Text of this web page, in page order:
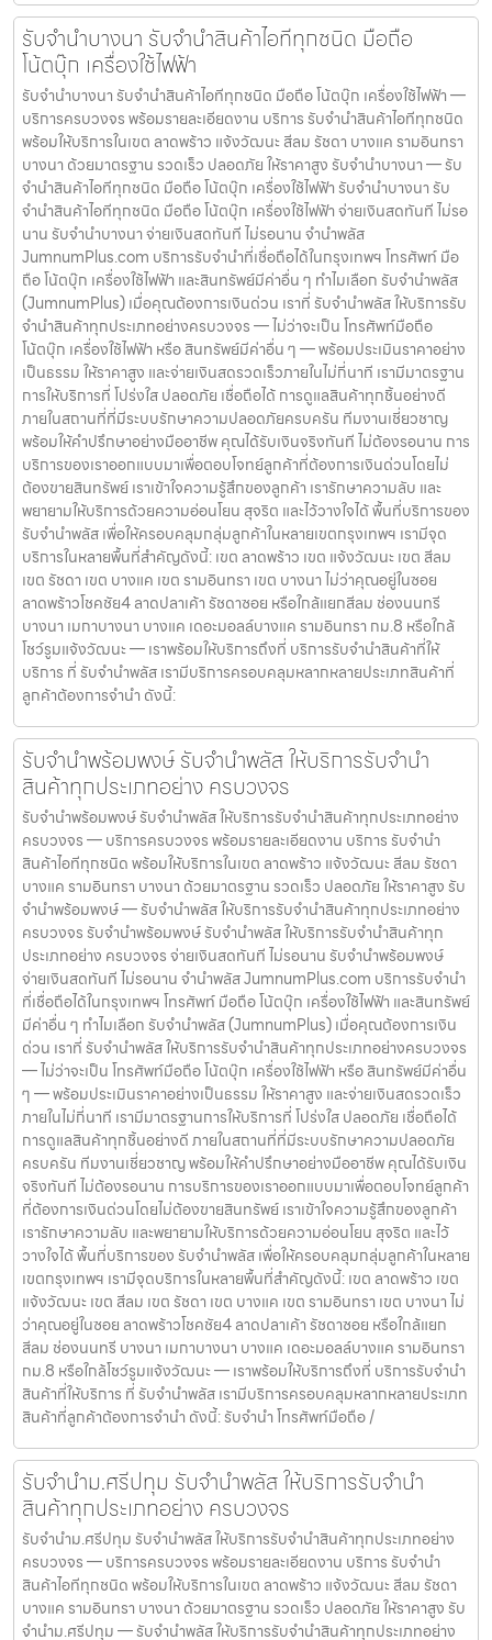
รับจำนำบางนา รับจำนำสินค้าไอทีทุกชนิด มือถือ
โน้ตบุ๊ก เครื่องใช้ไฟฟ้า
รับจำนำบางนา รับจำนำสินค้าไอทีทุกชนิด มือถือ โน้ตบุ๊ก เครื่องใช้ไฟฟ้า —
บริการครบวงจร พร้อมรายละเอียดงาน บริการ รับจำนำสินค้าไอทีทุกชนิด
พร้อมให้บริการในเขต ลาดพร้าว แจ้งวัฒนะ สีลม รัชดา บางแค รามอินทรา
บางนา ด้วยมาตรฐาน รวดเร็ว ปลอดภัย ให้ราคาสูง รับจำนำบางนา — รับ
จำนำสินค้าไอทีทุกชนิด มือถือ โน้ตบุ๊ก เครื่องใช้ไฟฟ้า รับจำนำบางนา รับ
จำนำสินค้าไอทีทุกชนิด มือถือ โน้ตบุ๊ก เครื่องใช้ไฟฟ้า จ่ายเงินสดทันที ไม่รอ
นาน รับจำนำบางนา จ่ายเงินสดทันที ไม่รอนาน จำนำพลัส
JumnumPlus.com บริการรับจำนำที่เชื่อถือได้ในกรุงเทพฯ โทรศัพท์ มือ
ถือ โน้ตบุ๊ก เครื่องใช้ไฟฟ้า และสินทรัพย์มีค่าอื่น ๆ ทำไมเลือก รับจำนำพลัส
(JumnumPlus) เมื่อคุณต้องการเงินด่วน เราที่ รับจำนำพลัส ให้บริการรับ
จำนำสินค้าทุกประเภทอย่างครบวงจร — ไม่ว่าจะเป็น โทรศัพท์มือถือ
โน้ตบุ๊ก เครื่องใช้ไฟฟ้า หรือ สินทรัพย์มีค่าอื่น ๆ — พร้อมประเมินราคาอย่าง
เป็นธรรม ให้ราคาสูง และจ่ายเงินสดรวดเร็วภายในไม่กี่นาที เรามีมาตรฐาน
การให้บริการที่ โปร่งใส ปลอดภัย เชื่อถือได้ การดูแลสินค้าทุกชิ้นอย่างดี
ภายในสถานที่ที่มีระบบรักษาความปลอดภัยครบครัน ทีมงานเชี่ยวชาญ
พร้อมให้คำปรึกษาอย่างมืออาชีพ คุณได้รับเงินจริงทันที ไม่ต้องรอนาน การ
บริการของเราออกแบบมาเพื่อตอบโจทย์ลูกค้าที่ต้องการเงินด่วนโดยไม่
ต้องขายสินทรัพย์ เราเข้าใจความรู้สึกของลูกค้า เรารักษาความลับ และ
พยายามให้บริการด้วยความอ่อนโยน สุจริต และไว้วางใจได้ พื้นที่บริการของ
รับจำนำพลัส เพื่อให้ครอบคลุมกลุ่มลูกค้าในหลายเขตกรุงเทพฯ เรามีจุด
บริการในหลายพื้นที่สำคัญดังนี้: เขต ลาดพร้าว เขต แจ้งวัฒนะ เขต สีลม
เขต รัชดา เขต บางแค เขต รามอินทรา เขต บางนา ไม่ว่าคุณอยู่ในซอย
ลาดพร้าวโชคชัย4 ลาดปลาเค้า รัชดาซอย หรือใกล้แยกสีลม ช่องนนทรี
บางนา เมกาบางนา บางแค เดอะมอลล์บางแค รามอินทรา กม.8 หรือใกล้
โชว์รูมแจ้งวัฒนะ — เราพร้อมให้บริการถึงที่ บริการรับจำนำสินค้าที่ให้
บริการ ที่ รับจำนำพลัส เรามีบริการครอบคลุมหลากหลายประเภทสินค้าที่
ลูกค้าต้องการจำนำ ดังนี้:
รับจำนำพร้อมพงษ์ รับจำนำพลัส ให้บริการรับจำนำ
สินค้าทุกประเภทอย่าง ครบวงจร
รับจำนำพร้อมพงษ์ รับจำนำพลัส ให้บริการรับจำนำสินค้าทุกประเภทอย่าง
ครบวงจร — บริการครบวงจร พร้อมรายละเอียดงาน บริการ รับจำนำ
สินค้าไอทีทุกชนิด พร้อมให้บริการในเขต ลาดพร้าว แจ้งวัฒนะ สีลม รัชดา
บางแค รามอินทรา บางนา ด้วยมาตรฐาน รวดเร็ว ปลอดภัย ให้ราคาสูง รับ
จำนำพร้อมพงษ์ — รับจำนำพลัส ให้บริการรับจำนำสินค้าทุกประเภทอย่าง
ครบวงจร รับจำนำพร้อมพงษ์ รับจำนำพลัส ให้บริการรับจำนำสินค้าทุก
ประเภทอย่าง ครบวงจร จ่ายเงินสดทันที ไม่รอนาน รับจำนำพร้อมพงษ์
จ่ายเงินสดทันที ไม่รอนาน จำนำพลัส JumnumPlus.com บริการรับจำนำ
ที่เชื่อถือได้ในกรุงเทพฯ โทรศัพท์ มือถือ โน้ตบุ๊ก เครื่องใช้ไฟฟ้า และสินทรัพย์
มีค่าอื่น ๆ ทำไมเลือก รับจำนำพลัส (JumnumPlus) เมื่อคุณต้องการเงิน
ด่วน เราที่ รับจำนำพลัส ให้บริการรับจำนำสินค้าทุกประเภทอย่างครบวงจร
— ไม่ว่าจะเป็น โทรศัพท์มือถือ โน้ตบุ๊ก เครื่องใช้ไฟฟ้า หรือ สินทรัพย์มีค่าอื่น
ๆ — พร้อมประเมินราคาอย่างเป็นธรรม ให้ราคาสูง และจ่ายเงินสดรวดเร็ว
ภายในไม่กี่นาที เรามีมาตรฐานการให้บริการที่ โปร่งใส ปลอดภัย เชื่อถือได้
การดูแลสินค้าทุกชิ้นอย่างดี ภายในสถานที่ที่มีระบบรักษาความปลอดภัย
ครบครัน ทีมงานเชี่ยวชาญ พร้อมให้คำปรึกษาอย่างมืออาชีพ คุณได้รับเงิน
จริงทันที ไม่ต้องรอนาน การบริการของเราออกแบบมาเพื่อตอบโจทย์ลูกค้า
ที่ต้องการเงินด่วนโดยไม่ต้องขายสินทรัพย์ เราเข้าใจความรู้สึกของลูกค้า
เรารักษาความลับ และพยายามให้บริการด้วยความอ่อนโยน สุจริต และไว้
วางใจได้ พื้นที่บริการของ รับจำนำพลัส เพื่อให้ครอบคลุมกลุ่มลูกค้าในหลาย
เขตกรุงเทพฯ เรามีจุดบริการในหลายพื้นที่สำคัญดังนี้: เขต ลาดพร้าว เขต
แจ้งวัฒนะ เขต สีลม เขต รัชดา เขต บางแค เขต รามอินทรา เขต บางนา ไม่
ว่าคุณอยู่ในซอย ลาดพร้าวโชคชัย4 ลาดปลาเค้า รัชดาซอย หรือใกล้แยก
สีลม ช่องนนทรี บางนา เมกาบางนา บางแค เดอะมอลล์บางแค รามอินทรา
กม.8 หรือใกล้โชว์รูมแจ้งวัฒนะ — เราพร้อมให้บริการถึงที่ บริการรับจำนำ
สินค้าที่ให้บริการ ที่ รับจำนำพลัส เรามีบริการครอบคลุมหลากหลายประเภท
สินค้าที่ลูกค้าต้องการจำนำ ดังนี้: รับจำนำ โทรศัพท์มือถือ /
รับจำนำม.ศรีปทุม รับจำนำพลัส ให้บริการรับจำนำ
สินค้าทุกประเภทอย่าง ครบวงจร
รับจำนำม.ศรีปทุม รับจำนำพลัส ให้บริการรับจำนำสินค้าทุกประเภทอย่าง
ครบวงจร — บริการครบวงจร พร้อมรายละเอียดงาน บริการ รับจำนำ
สินค้าไอทีทุกชนิด พร้อมให้บริการในเขต ลาดพร้าว แจ้งวัฒนะ สีลม รัชดา
บางแค รามอินทรา บางนา ด้วยมาตรฐาน รวดเร็ว ปลอดภัย ให้ราคาสูง รับ
จำนำม.ศรีปทุม — รับจำนำพลัส ให้บริการรับจำนำสินค้าทุกประเภทอย่าง